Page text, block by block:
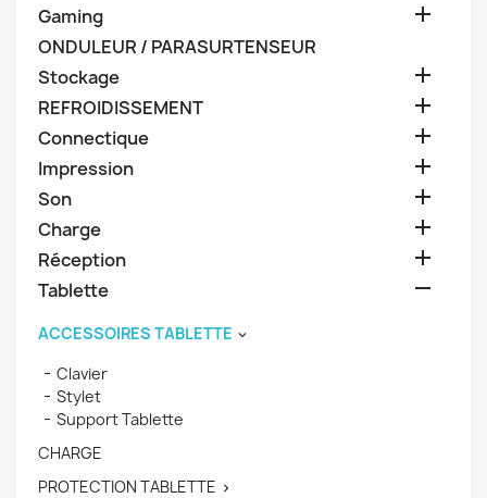
Gaming 
ONDULEUR / PARASURTENSEUR
Stockage

REFROIDISSEMENT 
Connectique 
Impression 
Son 
Charge 
Réception 
Tablette 
ACCESSOIRES TABLETTE 
Clavier
Stylet
Support Tablette
CHARGE
PROTECTION TABLETTE 